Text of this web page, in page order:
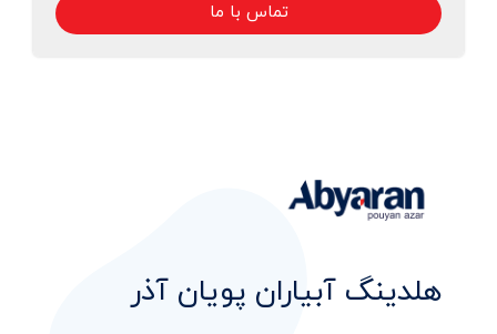
تماس با ما
هلدینگ آبیاران پویان آذر